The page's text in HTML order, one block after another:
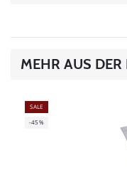
MEHR AUS DER
SALE
-45%